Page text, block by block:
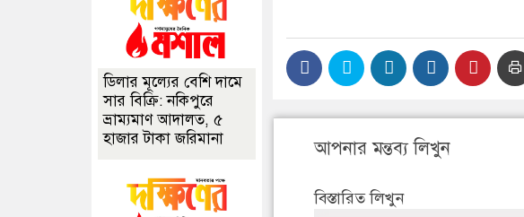
আপনার মন্তব্য লিখুন
বিস্তারিত লিখুন
ডিলার মূল্যের বেশি দামে
সার বিক্রি: নকিপুরে
ভ্রাম্যমাণ আদালত, ৫
হাজার টাকা জরিমানা